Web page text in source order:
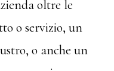
oltre le
o servizio, un
o anche un